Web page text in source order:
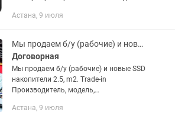
2.5 Скорость записи/Скорость чтения
Астана, 9 июля
Мы продаем б/у (рабочие) и новые SSD накопители 2.5, m2.
Договорная
Мы продаем б/у (рабочие) и новые SSD
накопители 2.5, m2. Trade-in
Производитель, модель,
внешний вид данного товара могут
Астана, 9 июля